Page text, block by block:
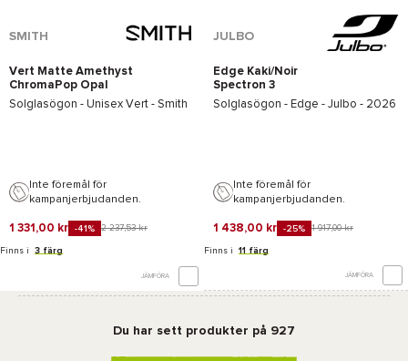
SMITH
Vert Matte Amethyst
ChromaPop Opal
Mirror
Solglasögon - Unisex Vert - Smith
Inte föremål för
kampanjerbjudanden.
1 331,00 kr -41% 2 237,53 kr
Finns i 3 färg
JÄMFÖRA
JULBO
Edge Kaki/Noir
Spectron 3
Solglasögon - Edge - Julbo - 2026
Inte föremål för
kampanjerbjudanden.
1 438,00 kr -25% 1 917,00 kr
Finns i 11 färg
JÄMFÖRA
Du har sett produkter på 927